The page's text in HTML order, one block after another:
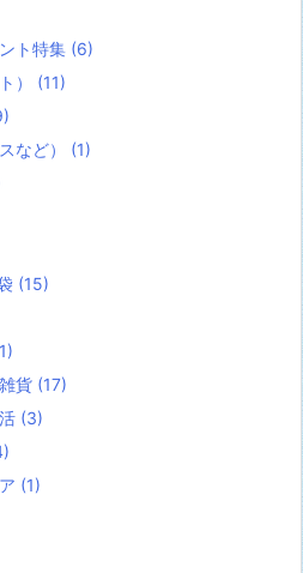
ト特集 (6)
） (11)
など） (1)
(15)
貨 (17)
(3)
(1)